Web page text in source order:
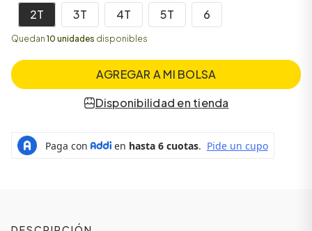
2T
3T 4T 5T 6
Quedan 10 unidades disponibles
AGREGAR A MI BOLSA
Disponibilidad en tienda